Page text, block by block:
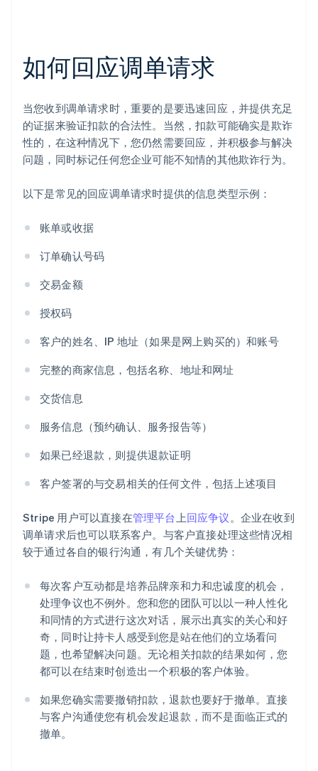
如何回应调单请求
当您收到调单请求时，重要的是要迅速回应，并提供充足
的证据来验证扣款的合法性。当然，扣款可能确实是欺诈
性的，在这种情况下，您仍然需要回应，并积极参与解决
问题，同时标记任何您企业可能不知情的其他欺诈行为。
以下是常见的回应调单请求时提供的信息类型示例：
账单或收据
订单确认号码
交易金额
授权码
客户的姓名、IP 地址（如果是网上购买的）和账号
完整的商家信息，包括名称、地址和网址
交货信息
服务信息（预约确认、服务报告等）
如果已经退款，则提供退款证明
客户签署的与交易相关的任何文件，包括上述项目
Stripe 用户可以直接在管理平台上回应争议。企业在收到
调单请求后也可以联系客户。与客户直接处理这些情况相
较于通过各自的银行沟通，有几个关键优势：
每次客户互动都是培养品牌亲和力和忠诚度的机会，
处理争议也不例外。您和您的团队可以以一种人性化
和同情的方式进行这次对话，展示出真实的关心和好
奇，同时让持卡人感受到您是站在他们的立场看问
题，也希望解决问题。无论相关扣款的结果如何，您
都可以在结束时创造出一个积极的客户体验。
如果您确实需要撤销扣款，退款也要好于撤单。直接
与客户沟通使您有机会发起退款，而不是面临正式的
撤单。